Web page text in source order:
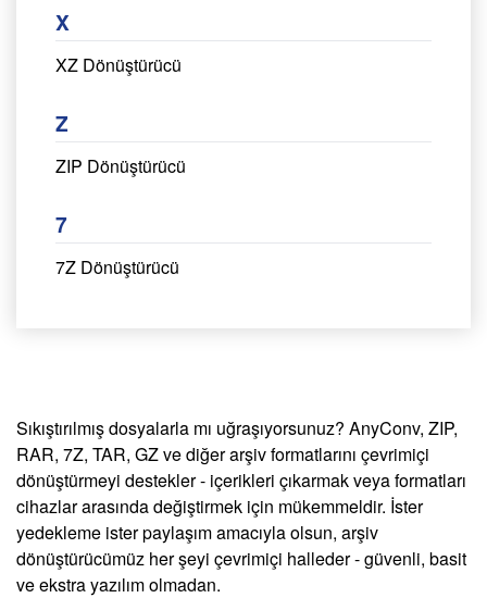
X
XZ Dönüştürücü
Z
ZIP Dönüştürücü
7
7Z Dönüştürücü
Sıkıştırılmış dosyalarla mı uğraşıyorsunuz? AnyConv, ZIP,
RAR, 7Z, TAR, GZ ve diğer arşiv formatlarını çevrimiçi
dönüştürmeyi destekler - içerikleri çıkarmak veya formatları
cihazlar arasında değiştirmek için mükemmeldir. İster
yedekleme ister paylaşım amacıyla olsun, arşiv
dönüştürücümüz her şeyi çevrimiçi halleder - güvenli, basit
ve ekstra yazılım olmadan.